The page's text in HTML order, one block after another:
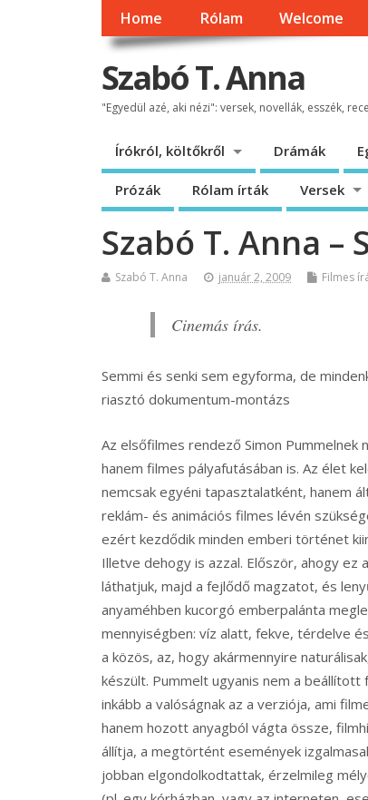
Home Rólam Welcome
Szabó T. Anna
"Egyedül azé, aki nézi": versek, novellák, esszék,
Írókról, költőkről Drámák
Prózák Rólam írták Versek
Szabó T. Anna –
Szabó T. Anna január 2, 2009 Filmes
Cinemás írás.
Semmi és senki sem egyforma, de
riasztó dokumentum-montázs
Az elsőfilmes rendező Simon
hanem filmes pályafutásában is. Az élet
nemcsak egyéni tapasztalatként, hanem
reklám- és animációs filmes lévén
ezért kezdődik minden emberi történet
Illetve dehogy is azzal. Először, ahogy
láthatjuk, majd a fejlődő magzatot, és
anyaméhben kucorgó emberpalánta
mennyiségben: víz alatt, fekve, térdelve
a közös, az, hogy akármennyire
készült. Pummelt ugyanis nem a
inkább a valóságnak az a verziója, ami
hanem hozott anyagból vágta össze,
állítja, a megtörtént események
jobban elgondolkodtattak, érzelmileg